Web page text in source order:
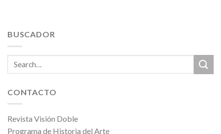
BUSCADOR
CONTACTO
Revista Visión Doble
Programa de Historia del Arte